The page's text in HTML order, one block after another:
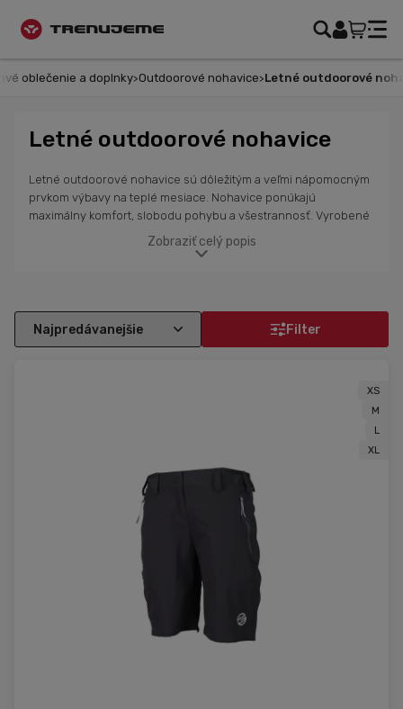
a doplnky Outdoorové nohavice Letné outdoorové
Letné outdoorové nohavice
Letné outdoorové nohavice sú dôležitým a veľmi nápomocným
prvkom výbavy na teplé mesiace. Nohavice ponúkajú
maximálny komfort, slobodu pohybu a všestrannosť. Vyrobené
z ľahkého nylonu, ktorý je priedušný a chráni pred vetrom a
vlhkosťou, sú ideálne pre rôzne podmienky, či už na dlhých
ponuke nájdeš pánske a dámske modely vyrobené z kvalitných
Zobraziť celý popis
Filter
XS
M
L
XL